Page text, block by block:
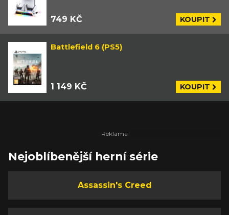
749 KČ KOUPIT
Battlefield 6 (PS5)
1 149 KČ KOUPIT
Nejoblíbenější herní série
Assassin's Creed